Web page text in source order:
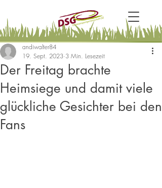
Der Freitag brachte
Heimsiege und damit viele
glückliche Gesichter bei den
Fans
andiwalter84
19. Sept. 2023 3 Min. Lesezeit